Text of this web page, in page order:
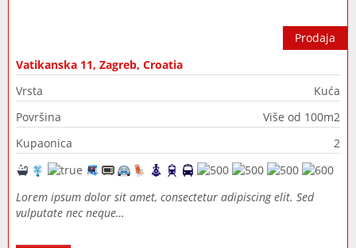
Prodaja
Vatikanska 11, Zagreb, Croatia
Vrsta
Kuća
Površina
Više od 100m2
Kupaonica
2
Lorem ipsum dolor sit amet, consectetur adipiscing elit. Sed
vulputate nec neque…